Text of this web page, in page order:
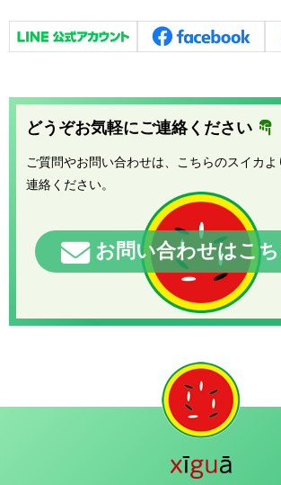
どうぞお気軽にご連絡ください
ご質問やお問い合わせは、こちらのスイカ
連絡ください。
お問い合わせはこ